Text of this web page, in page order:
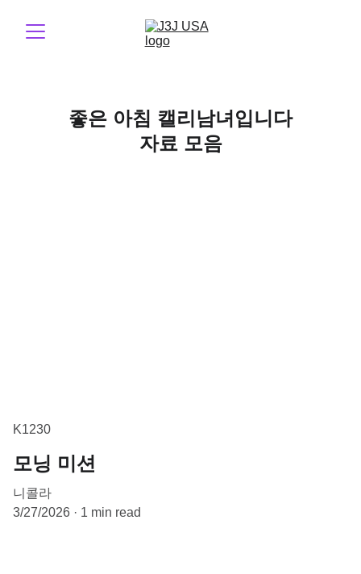
좋은 아침 캘리남녀입니다
자료 모음
K1230
모닝 미션
니콜라
3/27/2026
1 min read